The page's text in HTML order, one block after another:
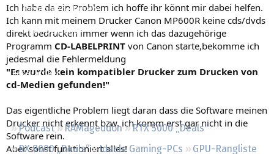
Empfohlene Inhalte
Neue Beiträge
Neueste Aktivitäten
Leserartikel
Podcast RAMageddon
RTX 5000 „Deals“
RX 9000 „Deals“
Ideale Gaming-PCs
GPU-Rangliste
Ich habe da ein Problem ich hoffe ihr könnt mir dabei helfen.
Ich kann mit meinem Drucker Canon MP600R keine cds/dvds
direkt bedrucken immer wenn ich das dazugehörige
Programm CD-LABELPRINT von Canon starte,bekomme ich
jedesmal die Fehlermeldung
"Es wurde kein kompatibler Drucker zum Drucken von
cd-Medien gefunden!"
Das eigentliche Problem liegt daran dass die Software meinen
Drucker nicht erkennt bzw. ich komm erst gar nicht in die
Software rein.
Aber sonst funktioniert alles!